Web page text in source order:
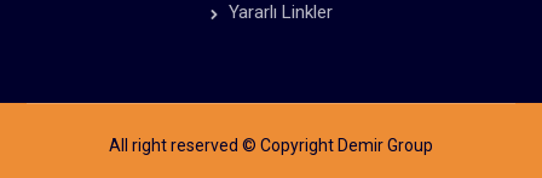
Yararlı Linkler
All right reserved © Copyright Demir Group